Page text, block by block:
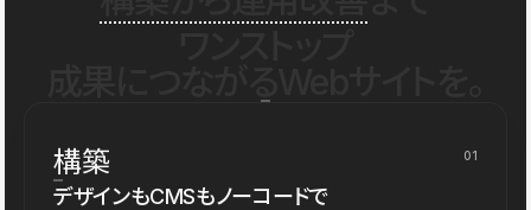
構築 01
デザインもCMSもノーコードで